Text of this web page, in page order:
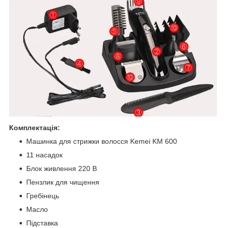
Комплектація:
Машинка для стрижки волосся Kemei KM 600
11 насадок
Блок живлення 220 В
Пензлик для чищення
Гребінець
Масло
Підставка